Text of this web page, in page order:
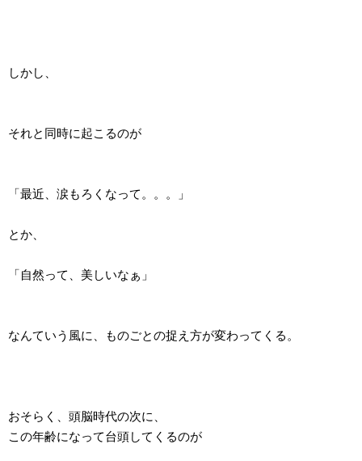
しかし、
それと同時に起こるのが
「最近、涙もろくなって。。。」
とか、
「自然って、美しいなぁ」
なんていう風に、ものごとの捉え方が変わってくる。
おそらく、頭脳時代の次に、
この年齢になって台頭してくるのが